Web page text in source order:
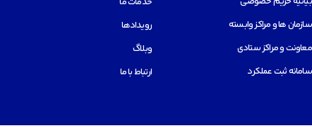
سازمان ها و مراکز وابسته
معاونت و مراکز ستادی
سامانه ثبت عملکرد
رویدادها
وبلاگ
ارتباط با ما